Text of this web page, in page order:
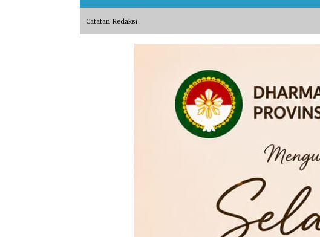
Catatan Redaksi :